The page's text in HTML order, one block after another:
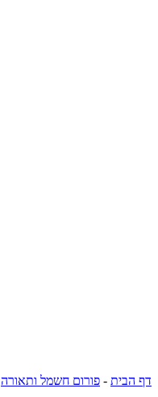
דף הבית - פורום חשמל ותאורה